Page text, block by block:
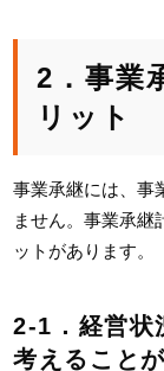
2．事業
リット
事業承継には、事
ません。事業承継
ットがあります。
2-1．経営状
考えること